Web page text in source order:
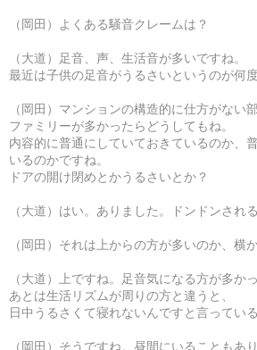
（岡田）よくある騒音クレームは？
（大道）足音、声、生活音が多いですね。
最近は子供の足音がうるさいというのが何
（岡田）マンションの構造的に仕方がない
ファミリーが多かったらどうしてもね。
内容的に普通にしていておきているのか、
いるのかですね。
ドアの開け閉めとかうるさいとか？
（大道）はい。ありました。ドンドンされる
（岡田）それは上からの方が多いのか、横
（大道）上ですね。足音気になる方が多かっ
あとは生活リズムが周りの方と違うと、
日中うるさくて寝れないんですと言ってい
（岡田）そうですね。昼間にいることもあ